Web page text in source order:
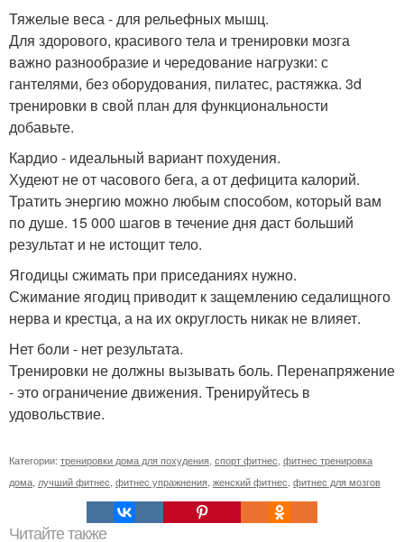
Тяжелые веса - для рельефных мышц.
Для здорового, красивого тела и тренировки мозга
важно разнообразие и чередование нагрузки: с
гантелями, без оборудования, пилатес, растяжка. 3d
тренировки в свой план для функциональности
добавьте.
Кардио - идеальный вариант похудения.
Худеют не от часового бега, а от дефицита калорий.
Тратить энергию можно любым способом, который вам
по душе. 15 000 шагов в течение дня даст больший
результат и не истощит тело.
Ягодицы сжимать при приседаниях нужно.
Сжимание ягодиц приводит к защемлению седалищного
нерва и крестца, а на их округлость никак не влияет.
Нет боли - нет результата.
Тренировки не должны вызывать боль. Перенапряжение
- это ограничение движения. Тренируйтесь в
удовольствие.
Категории: тренировки дома для похудения, спорт фитнес, фитнес тренировка
дома, лучший фитнес, фитнес упражнения, женский фитнес, фитнес для мозгов
Читайте также